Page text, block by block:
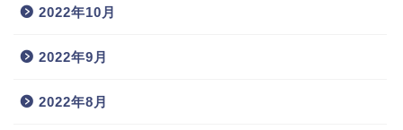
2022年10月
2022年9月
2022年8月